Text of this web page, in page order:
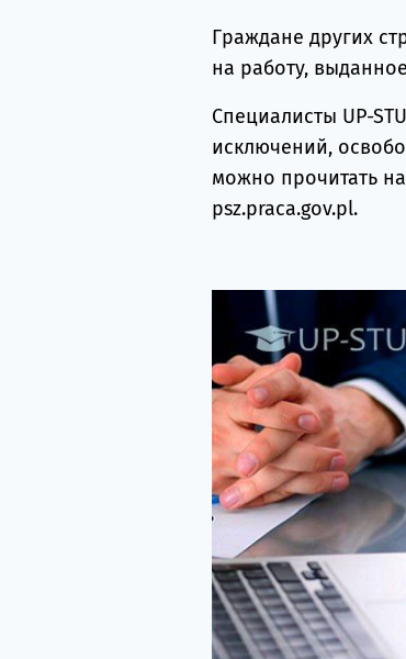
Граждане других
на работу,
Специалисты UP-
исключений,
можно прочитать
psz.praca.gov.pl.